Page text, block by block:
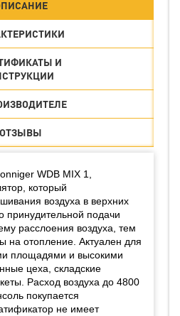
И
ОТЗЫВЫ
WDB MIX 1,
который
воздуха в верхних
принудительной подачи
расслоения воздуха, тем
на отопление. Актуален для
площадями и высокими
цеха, складские
Расход воздуха до 4800
покупается
не имеет